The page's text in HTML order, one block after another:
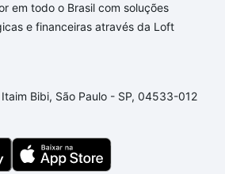
rua raul devesa - Perdizes, São
a partir de R$ 0 e com nossas
imobiliário as parcelas
custos envolvidos no processo
nosso portal quanto custa
seus sonhos com segurança e
você até as chaves.
em todo o Brasil com soluções
e financeiras através da Loft
Bibi, São Paulo - SP, 04533-012